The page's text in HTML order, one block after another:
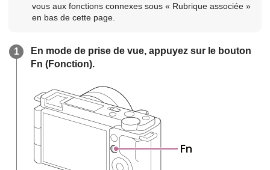
vous aux fonctions connexes sous « Rubrique associée »
en bas de cette page.
En mode de prise de vue, appuyez sur le bouton
Fn (Fonction).